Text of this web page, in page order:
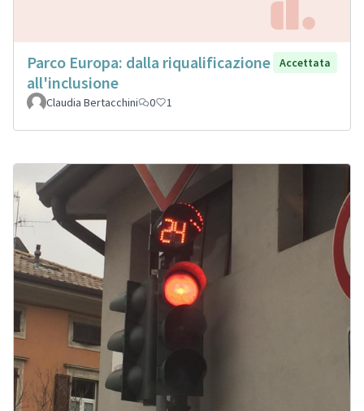
Parco Europa: dalla riqualificazione
all'inclusione
Accettata
Claudia Bertacchini 0 1